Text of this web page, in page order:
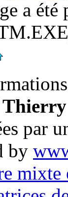
a
par
by
mixte